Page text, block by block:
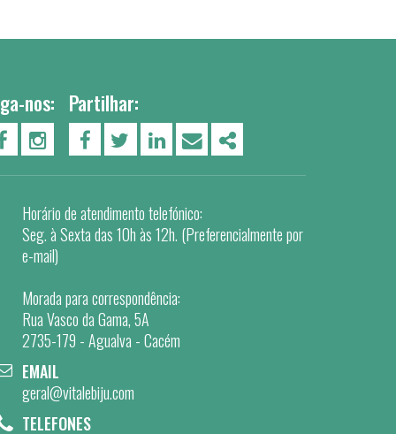
nos:
PÁGINA DO FACEBOOK
PÁGINA DO INSTAGRAM
Partilhar:
FACEBOOKTWITTERLINKEDIN
EMAIL
Horário de atendimento telefónico:
Seg. à Sexta das 10h às 12h. (Preferencialmente por
e-mail)
Morada para correspondência:
Rua Vasco da Gama, 5A
2735-179 - Agualva - Cacém
EMAIL
geral@vitalebiju.com
TELEFONES